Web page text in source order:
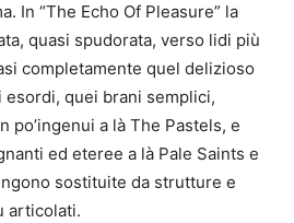
In “The Echo Of Pleasure” la
quasi spudorata, verso lidi più
completamente quel delizioso
quei brani semplici,
po’ingenui a là The Pastels, e
ed eteree a là Pale Saints e
sostituite da strutture e
articolati.